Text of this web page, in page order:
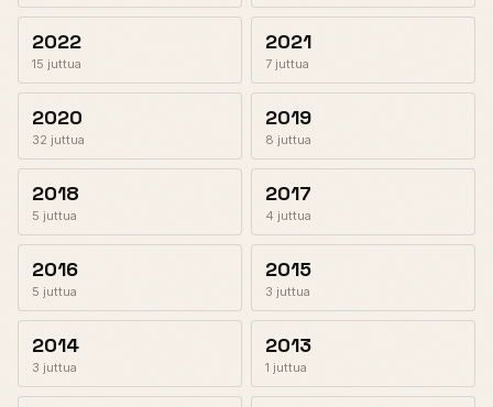
2022
15 juttua
2021
7 juttua
2020
32 juttua
2019
8 juttua
2018
5 juttua
2017
4 juttua
2016
5 juttua
2015
3 juttua
2014
3 juttua
2013
1 juttua